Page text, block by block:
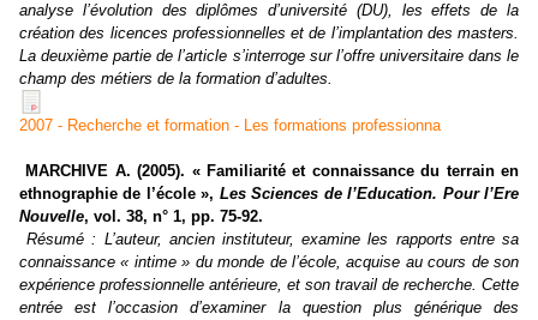
analyse l’évolution des diplômes d’université (DU), les effets de la
création des licences professionnelles et de l’implantation des masters.
La deuxième partie de l’article s’interroge sur l’offre universitaire dans le
champ des métiers de la formation d’adultes.
2007 - Recherche et formation - Les formations professionna
MARCHIVE A. (2005). « Familiarité et connaissance du terrain en
ethnographie de l’école », Les Sciences de l’Education. Pour l’Ere
Nouvelle, vol. 38, n° 1, pp. 75-92.
Résumé : L’auteur, ancien instituteur, examine les rapports entre sa
connaissance « intime » du monde de l’école, acquise au cours de son
expérience professionnelle antérieure, et son travail de recherche. Cette
entrée est l’occasion d’examiner la question plus générique des